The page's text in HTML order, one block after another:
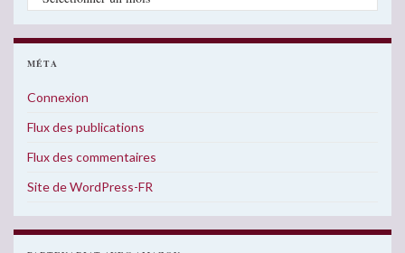
MÉTA
Connexion
Flux des publications
Flux des commentaires
Site de WordPress-FR